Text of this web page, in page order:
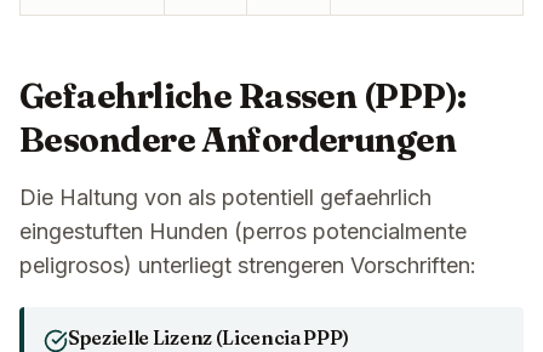
Gefaehrliche Rassen (PPP):
Besondere Anforderungen
Die Haltung von als potentiell gefaehrlich
eingestuften Hunden (perros potencialmente
peligrosos) unterliegt strengeren Vorschriften:
Spezielle Lizenz (Licencia PPP)